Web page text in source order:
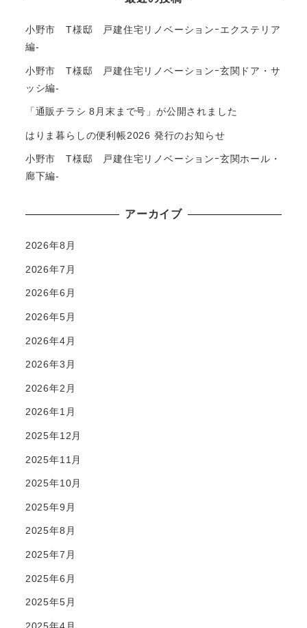
小野市 T様邸 戸建住宅リノベーションｰエクステリア
編-
小野市 T様邸 戸建住宅リノベーションｰ玄関ドア・サ
ッシ編-
「通販チラシ 8月末まで号」が公開されました
はりま暮らしの便利帳2026 発行のお知らせ
小野市 T様邸 戸建住宅リノベーションｰ玄関ホール・
廊下編-
アーカイブ
2026年8月
2026年7月
2026年6月
2026年5月
2026年4月
2026年3月
2026年2月
2026年1月
2025年12月
2025年11月
2025年10月
2025年9月
2025年8月
2025年7月
2025年6月
2025年5月
2025年4月